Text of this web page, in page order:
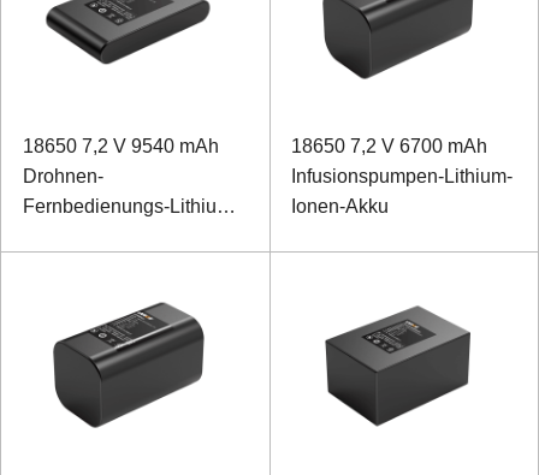
18650 7,2 V 9540 mAh
Drohnen-
Fernbedienungs-Lithium-
18650 7,2 V 6700 mAh
Infusionspumpen-Lithium-
Ionen-Akku